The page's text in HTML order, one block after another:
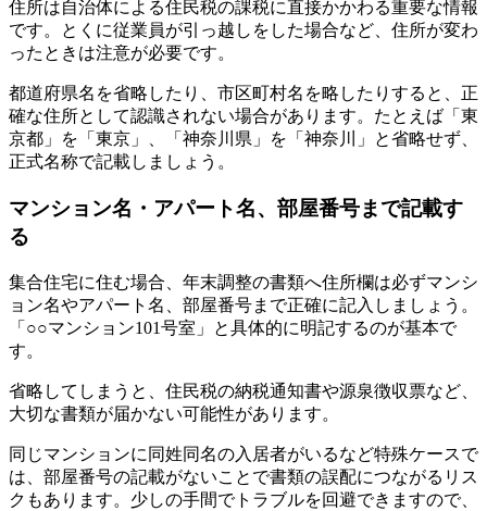
住所は自治体による住民税の課税に直接かかわる重要な情報
です。とくに従業員が引っ越しをした場合など、住所が変わ
ったときは注意が必要です。
都道府県名を省略したり、市区町村名を略したりすると、正
確な住所として認識されない場合があります。たとえば「東
京都」を「東京」、「神奈川県」を「神奈川」と省略せず、
正式名称で記載しましょう。
マンション名・アパート名、部屋番号まで記載す
る
集合住宅に住む場合、年末調整の書類へ住所欄は必ずマンシ
ョン名やアパート名、部屋番号まで正確に記入しましょう。
「○○マンション101号室」と具体的に明記するのが基本で
す。
省略してしまうと、住民税の納税通知書や源泉徴収票など、
大切な書類が届かない可能性があります。
同じマンションに同姓同名の入居者がいるなど特殊ケースで
は、部屋番号の記載がないことで書類の誤配につながるリス
クもあります。少しの手間でトラブルを回避できますので、